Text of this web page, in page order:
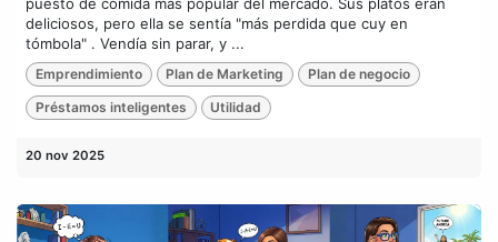
deliciosos, pero ella se sentía "más perdida que cuy en
tómbola" . Vendía sin parar, y ...
Emprendimiento Plan de Marketing Plan de negocio
Préstamos inteligentes Utilidad
20 nov 2025